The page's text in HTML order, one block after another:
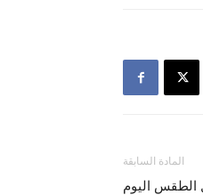
المادة السابقة
الطقس اليوم